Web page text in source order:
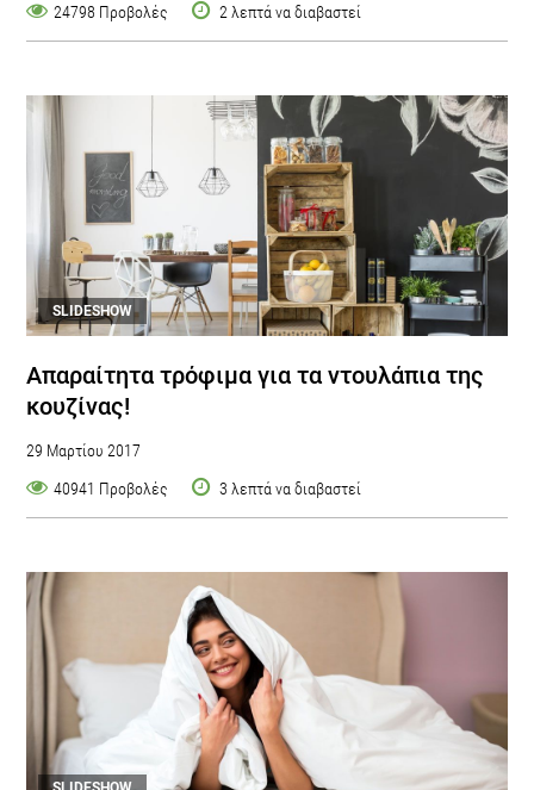
24798 Προβολές
2 λεπτά να διαβαστεί
SLIDESHOW
Απαραίτητα τρόφιμα για τα ντουλάπια της
κουζίνας!
29 Μαρτίου 2017
40941 Προβολές
3 λεπτά να διαβαστεί